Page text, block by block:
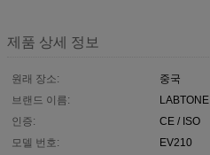
제품 상세 정보
원래 장소:
중국
브랜드 이름:
LABTONE
인증:
CE / ISO
모델 번호:
EV210